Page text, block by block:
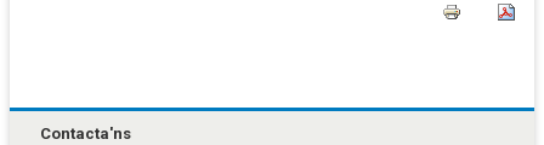
Contacta'ns